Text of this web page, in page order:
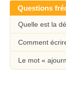
Questions
Quelle est la
Comment
Le mot «